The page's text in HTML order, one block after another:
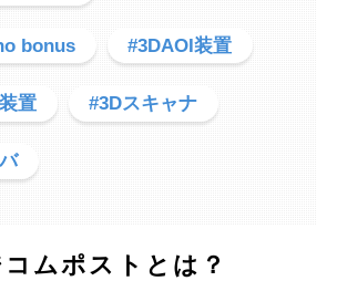
bonus #3DAOI装置
置 #3Dスキャナ
コムポストとは？